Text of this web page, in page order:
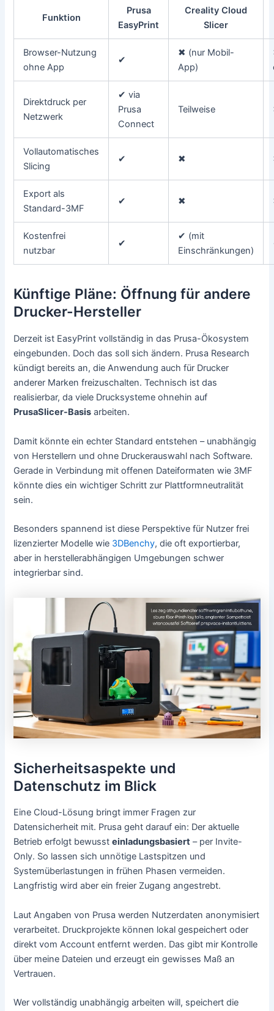
Funktion
Prusa
EasyPrint
Creality Cloud
Slicer
Browser-Nutzung
ohne App
✔
✖ (nur Mobil-
App)
Direktdruck per
Netzwerk
✔ via
Prusa
Connect
Teilweise
Vollautomatisches
Slicing
✔ ✖
Export als
Standard-3MF
✔ ✖
Kostenfrei
nutzbar
✔
✔ (mit
Einschränkungen)
Künftige Pläne: Öffnung für andere
Drucker-Hersteller
Derzeit ist EasyPrint vollständig in das Prusa-Ökosystem
eingebunden. Doch das soll sich ändern. Prusa Research
kündigt bereits an, die Anwendung auch für Drucker
anderer Marken freizuschalten. Technisch ist das
realisierbar, da viele Drucksysteme ohnehin auf
PrusaSlicer-Basis arbeiten.
Damit könnte ein echter Standard entstehen – unabhängig
von Herstellern und ohne Druckerauswahl nach Software.
Gerade in Verbindung mit offenen Dateiformaten wie 3MF
könnte dies ein wichtiger Schritt zur Plattformneutralität
sein.
Besonders spannend ist diese Perspektive für Nutzer frei
lizenzierter Modelle wie 3DBenchy, die oft exportierbar,
aber in herstellerabhängigen Umgebungen schwer
integrierbar sind.
Sicherheitsaspekte und
Datenschutz im Blick
Eine Cloud-Lösung bringt immer Fragen zur
Datensicherheit mit. Prusa geht darauf ein: Der aktuelle
Betrieb erfolgt bewussteinladungsbasiert – per Invite-
Only. So lassen sich unnötige Lastspitzen und
Systemüberlastungen in frühen Phasen vermeiden.
Langfristig wird aber ein freier Zugang angestrebt.
Laut Angaben von Prusa werden Nutzerdaten anonymisiert
verarbeitet. Druckprojekte können lokal gespeichert oder
direkt vom Account entfernt werden. Das gibt mir Kontrolle
über meine Dateien und erzeugt ein gewisses Maß an
Vertrauen.
Wer vollständig unabhängig arbeiten will, speichert die